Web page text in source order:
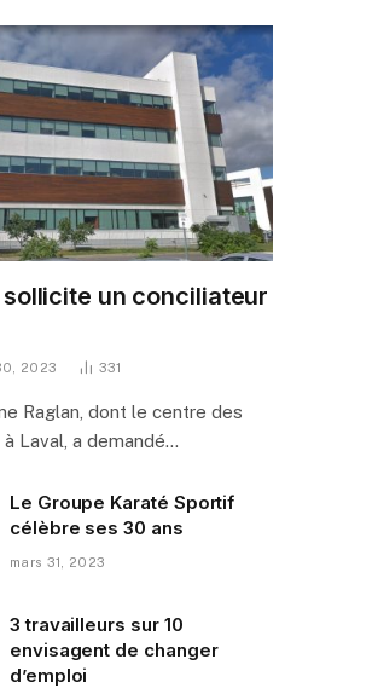
sollicite un conciliateur
2023 331
Raglan, dont le centre des
Laval, a demandé…
Le Groupe Karaté Sportif
célèbre ses 30 ans
mars 31, 2023
3 travailleurs sur 10
envisagent de changer
d’emploi